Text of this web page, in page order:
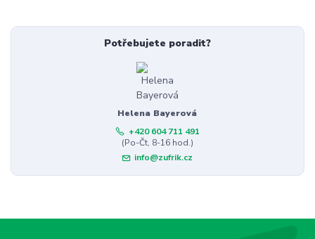
Potřebujete poradit?
Helena Bayerová
+420 604 711 491
(Po-Čt, 8-16 hod.)
info@zufrik.cz